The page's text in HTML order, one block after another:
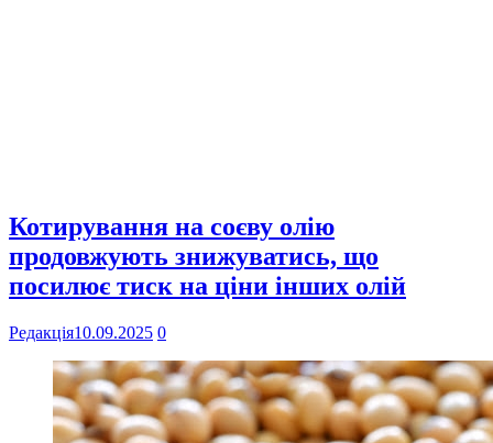
Котирування на соєву олію
продовжують знижуватись, що
посилює тиск на ціни інших олій
Редакція10.09.2025 0